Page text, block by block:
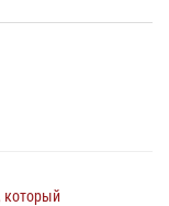
который